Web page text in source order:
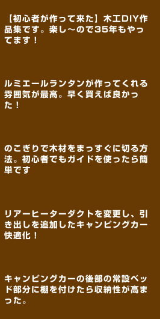
【初心者が作って来た】木工DIY作
品集です。楽し～ので35年もやっ
てます！
ルミエールランタンが作ってくれる
雰囲気が最高。早く買えば良かっ
た！
のこぎりで木材をまっすぐに切る方
法。初心者でもガイドを使ったら簡
単です
リアーヒーターダクトを変更し、引
き出しを追加したキャンピングカー
快適化！
キャンピングカーの後部の常設ベッ
ド部分に棚を付けたら収納性が高ま
った。